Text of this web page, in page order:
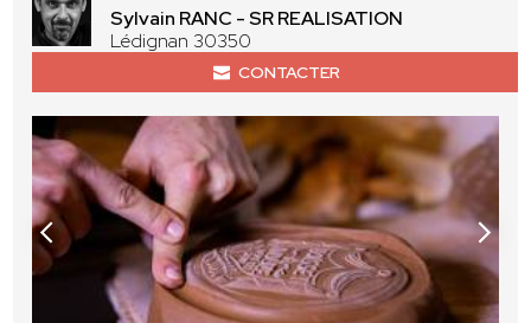
Sylvain RANC - SR REALISATION
Lédignan 30350
CONTACTER